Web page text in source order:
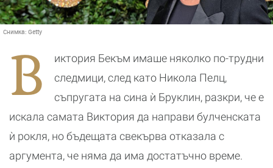
Снимка: Getty
В
иктория Бекъм имаше няколко по-трудни
следмици, след като Никола Пелц,
съпругата на сина ѝ Бруклин, разкри, че е
искала самата Виктория да направи булченската
ѝ рокля, но бъдещата свекърва отказала с
аргумента, че няма да има достатъчно време.